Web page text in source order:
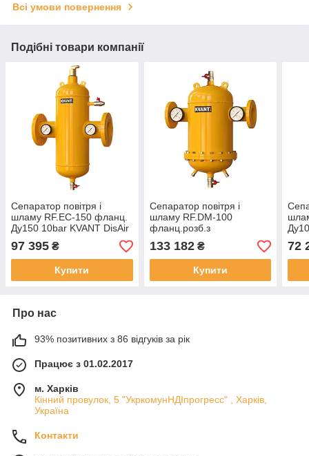
Всі умови повернення
Подібні товари компанії
Сепаратор повітря і
шламу RF.EC-150 фланц.
Ду150 10bar KVANT DisAir
DiRT
97 395 ₴
Купити
Сепаратор повітря і
шламу RF.DМ-100
фланц.розб.з
маг.улов.Ду100 16bar
KVANT DisAir DiRT
133 182₴
Купити
72
Про нас
93% позитивних з 86 відгуків за рік
Працює з 01.02.2017
м. Харків
Кінний провулок, 5 "УкркомунНДІпрогресс" , Харків,
Україна
Контакти